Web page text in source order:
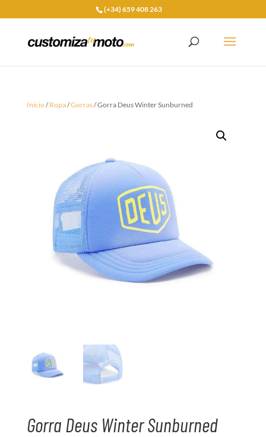
(+34) 659 408 263
Inicio/Ropa/Gorras/ Gorra Deus Winter Sunburned
Gorra Deus Winter Sunburned